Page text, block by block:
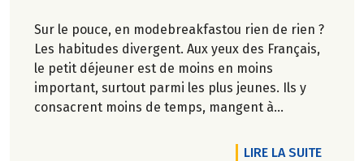
Sur le pouce, en modebreakfastou rien de rien ?
Les habitudes divergent. Aux yeux des Français,
le petit déjeuner est de moins en moins
important, surtout parmi les plus jeunes. Ils y
consacrent moins de temps, mangent à
LIRE LA SUITEDE